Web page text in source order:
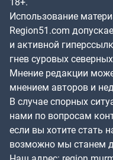
Использование
Region51.com
и активной
гнев суровых
Мнение редакции
мнением авторов и
В случае спорных
нами по вопросам
если вы хотите стать
возможно мы станем